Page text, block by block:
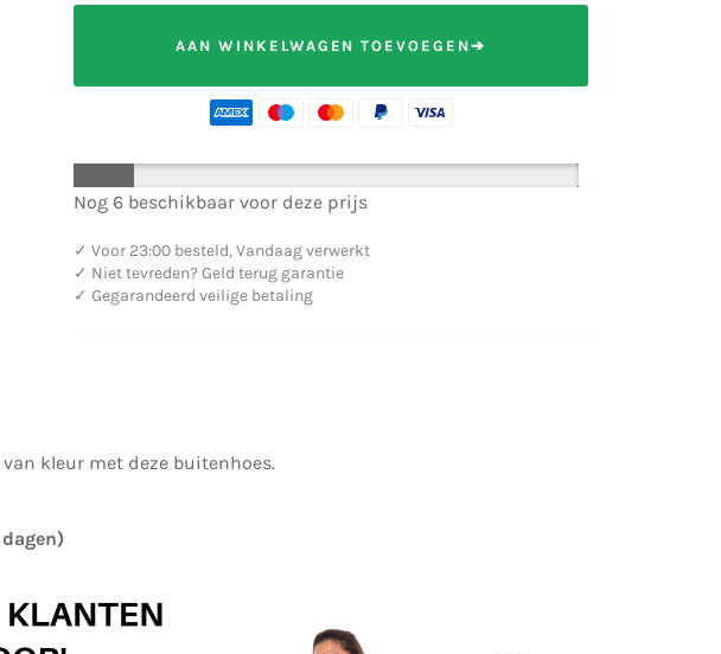
AAN WINKELWAGEN TOEVOEGEN➔
Nog 6 beschikbaar voor deze prijs
✓ Voor 23:00 besteld, Vandaag verwerkt
✓ Niet tevreden? Geld terug garantie
✓ Gegarandeerd veilige betaling
kleur met deze buitenhoes.